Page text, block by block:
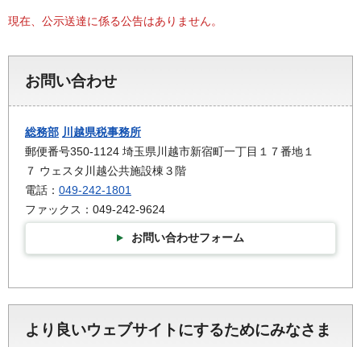
現在、公示送達に係る公告はありません。
お問い合わせ
総務部 川越県税事務所
郵便番号350-1124 埼玉県川越市新宿町一丁目１７番地１
７ ウェスタ川越公共施設棟３階
電話： 049-242-1801
ファックス：049-242-9624
お問い合わせフォーム
より良いウェブサイトにするためにみなさま